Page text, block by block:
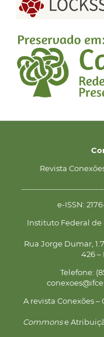
Revista
e-ISSN:
Instituto Federal de
Rua Jorge Dumar,
426 –
Telefone:
A revista Conexões
Commonse